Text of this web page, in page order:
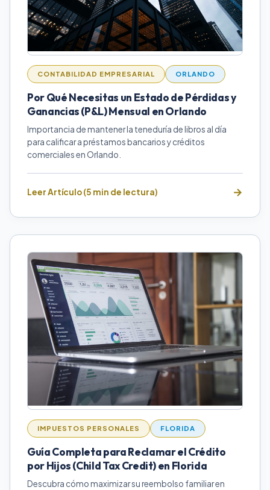
CONTABILIDAD EMPRESARIAL ORLANDO
Por Qué Necesitas un Estado de Pérdidas y
Ganancias (P&L) Mensual en Orlando
Importancia de mantener la teneduría de libros al día
para calificar a préstamos bancarios y créditos
comerciales en Orlando.
Leer Artículo (5 min de lectura)
IMPUESTOS PERSONALES FLORIDA
Guía Completa para Reclamar el Crédito
por Hijos (Child Tax Credit) en Florida
Descubra cómo maximizar su reembolso familiar en